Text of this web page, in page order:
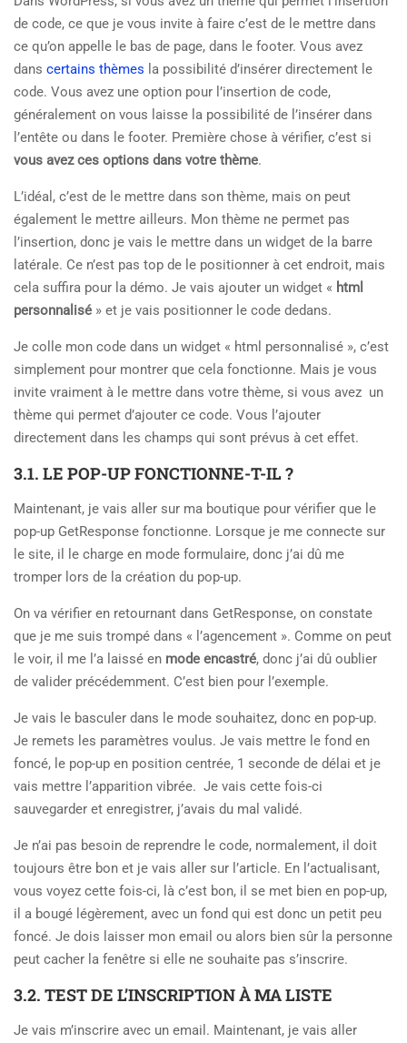
de code, ce que je vous invite à faire c’est de le mettre dans
ce qu’on appelle le bas de page, dans le footer. Vous avez
dans certains thèmes la possibilité d’insérer directement le
code. Vous avez une option pour l’insertion de code,
généralement on vous laisse la possibilité de l’insérer dans
l’entête ou dans le footer. Première chose à vérifier, c’est si
vous avez ces options dans votre thème.
L’idéal, c’est de le mettre dans son thème, mais on peut
également le mettre ailleurs. Mon thème ne permet pas
l’insertion, donc je vais le mettre dans un widget de la barre
latérale. Ce n’est pas top de le positionner à cet endroit, mais
cela suffira pour la démo. Je vais ajouter un widget « html
personnalisé » et je vais positionner le code dedans.
Je colle mon code dans un widget « html personnalisé », c’est
simplement pour montrer que cela fonctionne. Mais je vous
invite vraiment à le mettre dans votre thème, si vous avez un
thème qui permet d’ajouter ce code. Vous l’ajouter
directement dans les champs qui sont prévus à cet effet.
3.1. LE POP-UP FONCTIONNE-T-IL ?
Maintenant, je vais aller sur ma boutique pour vérifier que le
pop-up GetResponse fonctionne. Lorsque je me connecte sur
le site, il le charge en mode formulaire, donc j’ai dû me
tromper lors de la création du pop-up.
On va vérifier en retournant dans GetResponse, on constate
que je me suis trompé dans « l’agencement ». Comme on peut
le voir, il me l’a laissé en mode encastré, donc j’ai dû oublier
de valider précédemment. C’est bien pour l’exemple.
Je vais le basculer dans le mode souhaitez, donc en pop-up.
Je remets les paramètres voulus. Je vais mettre le fond en
foncé, le pop-up en position centrée, 1 seconde de délai et je
vais mettre l’apparition vibrée. Je vais cette fois-ci
sauvegarder et enregistrer, j’avais du mal validé.
Je n’ai pas besoin de reprendre le code, normalement, il doit
toujours être bon et je vais aller sur l’article. En l’actualisant,
vous voyez cette fois-ci, là c’est bon, il se met bien en pop-up,
il a bougé légèrement, avec un fond qui est donc un petit peu
foncé. Je dois laisser mon email ou alors bien sûr la personne
peut cacher la fenêtre si elle ne souhaite pas s’inscrire.
3.2. TEST DE L’INSCRIPTION À MA LISTE
Je vais m’inscrire avec un email. Maintenant, je vais aller